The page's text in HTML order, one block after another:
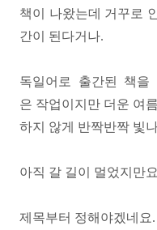
책이 나왔는데 거꾸로
간이 된다거나.
독일어로 출간된 책
은 작업이지만 더운 여
하지 않게 반짝반짝 빛
아직 갈 길이 멀었지만
제목부터 정해야겠네요